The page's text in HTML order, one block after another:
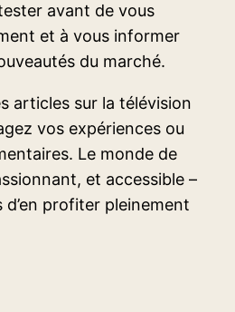
avant de vous
et à vous informer
du marché.
articles sur la télévision
vos expériences ou
Le monde de
et accessible –
d’en profiter pleinement